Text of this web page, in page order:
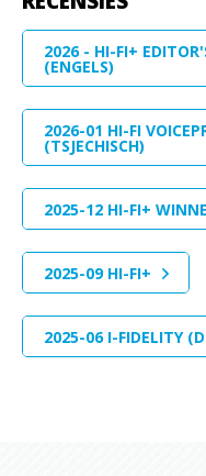
2026 - HI-FI+
(ENGELS)
2026-01 HI-FI
(TSJECHISCH)
2025-12 HI-FI+
2025-09 HI-FI+
2025-06 I-FIDELITY